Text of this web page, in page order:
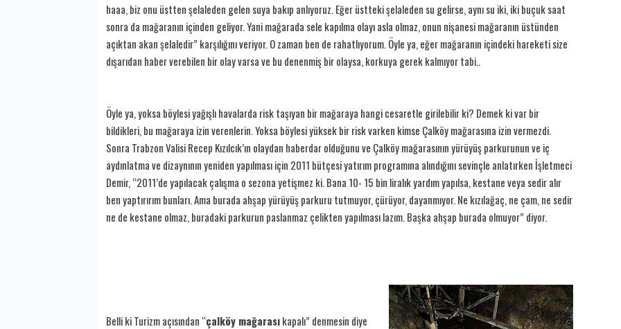
haaa, biz onu üstten şelaleden gelen suya bakıp anlıyoruz. Eğer üstteki şelaleden su gelirse, aynı su iki, iki buçuk saat
sonra da mağaranın içinden geliyor. Yani mağarada sele kapılma olayı asla olmaz, onun nişanesi mağaranın üstünden
açıktan akan şelaledir” karşılığını veriyor. O zaman ben de rahatlıyorum. Öyle ya, eğer mağaranın içindeki hareketi size
dışarıdan haber verebilen bir olay varsa ve bu denenmiş bir olaysa, korkuya gerek kalmıyor tabi..
Öyle ya, yoksa böylesi yağışlı havalarda risk taşıyan bir mağaraya hangi cesaretle girilebilir ki? Demek ki var bir
bildikleri, bu mağaraya izin verenlerin. Yoksa böylesi yüksek bir risk varken kimse Çalköy mağarasına izin vermezdi.
Sonra Trabzon Valisi Recep Kızılcık’ın olaydan haberdar olduğunu ve Çalköy mağarasının yürüyüş parkurunun ve iç
aydınlatma ve dizaynının yeniden yapılması için 2011 bütçesi yatırım programına alındığını sevinçle anlatırken İşletmeci
Demir, “2011’de yapılacak çalışma o sezona yetişmez ki. Bana 10- 15 bin liralık yardım yapılsa, kestane veya sedir alır
ben yaptırırım bunları. Ama burada ahşap yürüyüş parkuru tutmuyor, çürüyor, dayanmıyor. Ne kızılağaç, ne çam, ne sedir
ne de kestane olmaz, buradaki parkurun paslanmaz çelikten yapılması lazım. Başka ahşap burada olmuyor” diyor.
Belli ki Turizm açısından “çalköy mağarasıkapalı” denmesin diye